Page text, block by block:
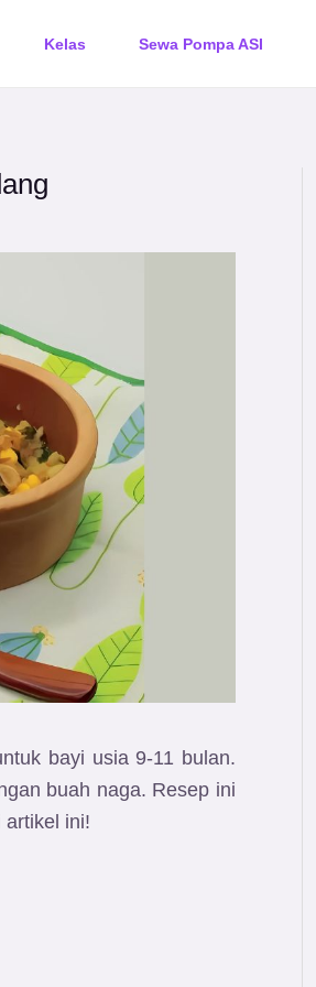
Kelas Sewa Pompa ASI
bayi usia 9-11 bulan.
buah naga. Resep ini
artikel ini!